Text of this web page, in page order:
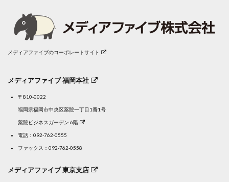
メディアファイブのコーポレートサイト
メディアファイブ 福岡本社
〒810-0022
福岡県福岡市中央区薬院一丁目1番1号
薬院ビジネスガーデン 6階
電話： 092-762-0555
ファックス：092-762-0558
メディアファイブ 東京支店